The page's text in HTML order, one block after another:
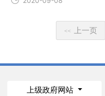
<< 上一页
上级政府网站